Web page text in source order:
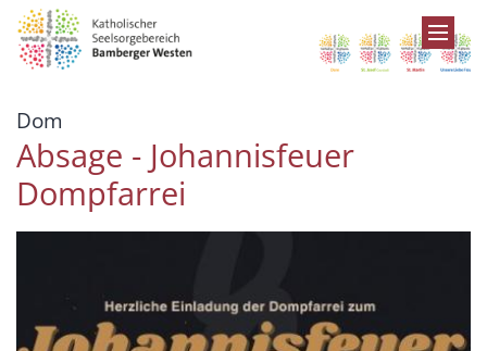
Zum Inhalt springen
Dom
Absage - Johannisfeuer
Dompfarrei